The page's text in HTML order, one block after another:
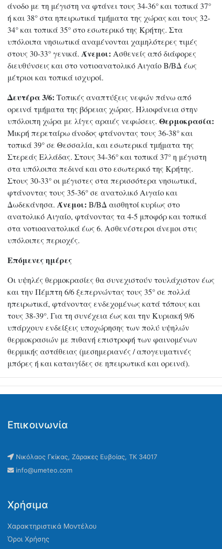
άνοδο με τη μέγιστη να φτάνει τους 34-36° και τοπικά 37°
ή και 38° στα ηπειρωτικά τμήματα της χώρας και τους 32-
34° και τοπικά 35° στο εσωτερικό της Κρήτης. Στα
υπόλοιπα νησιωτικά αναμένονται χαμηλότερες τιμές
στους 30-33° γενικά. Άνεμοι: Ασθενείς από διάφορες
διευθύνσεις και στο νοτιοανατολικό Αιγαίο Β/ΒΔ έως
μέτριοι και τοπικά ισχυροί.
Δευτέρα 3/6: Τοπικές αναπτύξεις νεφών πάνω από
ορεινά τμήματα της βόρειας χώρας. Ηλιοφάνεια στην
υπόλοιπη χώρα με λίγες αραιές νεφώσεις. Θερμοκρασία:
Μικρή περεταίρω άνοδος φτάνοντας τους 36-38° και
τοπικά 39° σε Θεσσαλία, και εσωτερικά τμήματα της
Στερεάς Ελλάδας. Στους 34-36° και τοπικά 37° η μέγιστη
στα υπόλοιπα πεδινά και στο εσωτερικό της Κρήτης.
Στους 30-33° οι μέγιστες στα περισσότερα νησιωτικά,
φτάνοντας τους 35-36° σε ανατολικό Αιγαίο και
Δωδεκάνησα. Άνεμοι: Β/ΒΔ αισθητοί κυρίως στο
ανατολικό Αιγαίο, φτάνοντας τα 4-5 μποφόρ και τοπικά
στα νοτιοανατολικά έως 6. Ασθενέστεροι άνεμοι στις
υπόλοιπες περιοχές.
Επόμενες ημέρες
Οι υψηλές θερμοκρασίες θα συνεχιστούν τουλάχιστον έως
και την Πέμπτη 6/6 ξεπερνώντας τους 35° σε πολλά
ηπειρωτικά, φτάνοντας ενδεχομένως κατά τόπους και
τους 38-39°. Για τη συνέχεια έως και την Κυριακή 9/6
υπάρχουν ενδείξεις υποχώρησης των πολύ υψηλών
θερμοκρασιών με πιθανή επιστροφή των φαινομένων
θερμικής αστάθειας (μεσημεριανές / απογευματινές
μπόρες ή και καταιγίδες σε ηπειρωτικά και ορεινά).
Επικοινωνία
Νικόλαος Γκίκας, Ζάρακες Ευβοίας, ΤΚ 34017
info@umeteo.com
Χρήσιμα
Χαρακτηριστικά Μοντέλου
Όροι Χρήσης